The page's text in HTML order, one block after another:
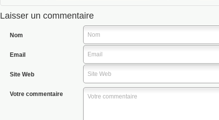
Laisser un commentaire
Nom
Email
Site Web
Votre commentaire